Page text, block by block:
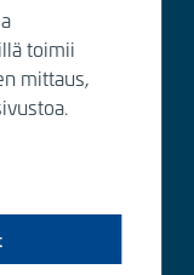
toimii
mittaus,